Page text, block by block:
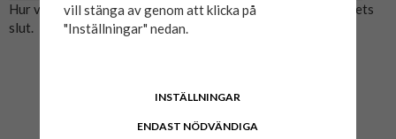
Hur vi mätat: A= Bröstmått x2. B= Mitten av axeln till plaggets
slut.
vill stänga av genom att klicka på
"Inställningar" nedan.
INSTÄLLNINGAR
ENDAST NÖDVÄNDIGA